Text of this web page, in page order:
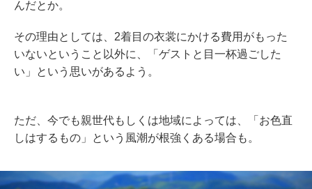
んだとか。
その理由としては、2着目の衣裳にかける費用がもった
いないということ以外に、「ゲストと目一杯過ごした
い」という思いがあるよう。
ただ、今でも親世代もしくは地域によっては、「お色直
しはするもの」という風潮が根強くある場合も。